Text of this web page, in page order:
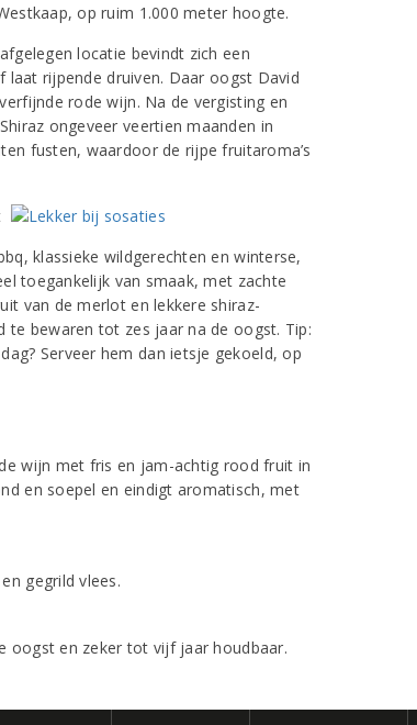
op ruim 1.000 meter hoogte.
locatie bevindt zich een
rijpende druiven. Daar oogst David
rode wijn. Na de vergisting en
ongeveer veertien maanden in
fusten, waardoor de rijpe fruitaroma’s
klassieke wildgerechten en winterse,
toegankelijk van smaak, met zachte
van de merlot en lekkere shiraz-
te bewaren tot zes jaar na de oogst. Tip:
Serveer hem dan ietsje gekoeld, op
wijn met fris en jam-achtig rood fruit in
en soepel en eindigt aromatisch, met
gegrild vlees.
oogst en zeker tot vijf jaar houdbaar.